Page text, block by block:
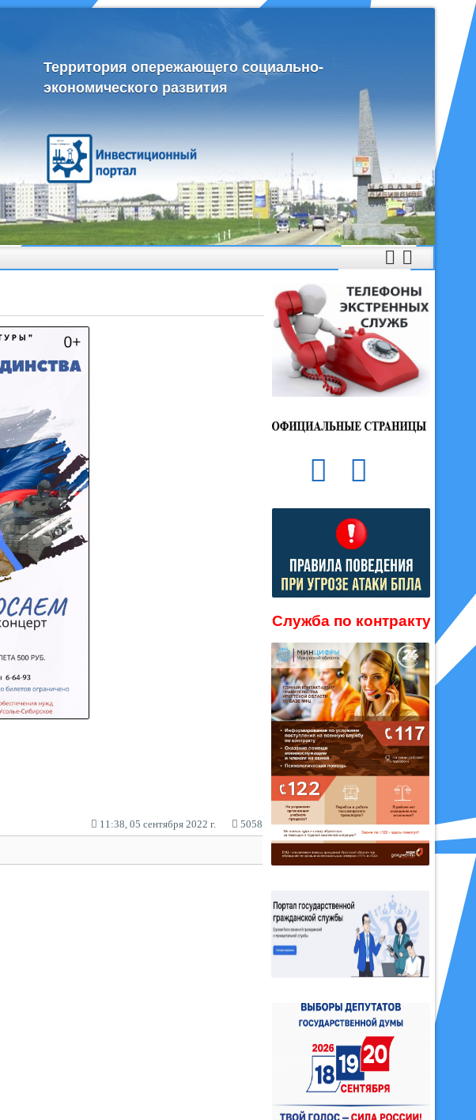
Территория опережающего социально-
экономического развития
11:38, 05 сентября 2022 г. 5058
Служба по контракту